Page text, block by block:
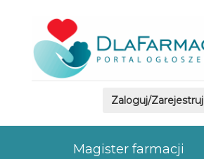
Zaloguj/Zarejestruj
Magister farmacji